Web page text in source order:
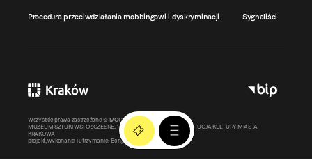
Procedura przeciwdziałania mobbingowi i dyskryminacji Sygnaliści
Wszystkie prawa zastrzeżone © MOCAK2011-2026
MUZEUM SZTUKI WSPÓŁCZESNEJ W KRAKOWIE MOCAK – INSTYTUCJA KULTURY MIASTA
KRAKOWA
projekt, wykonanie i utrzymanie: Bonjour.pl